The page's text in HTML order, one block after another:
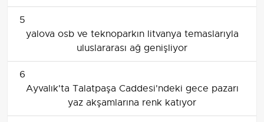
5
yalova osb ve teknoparkın litvanya temaslarıyla
uluslararası ağ genişliyor
6
Ayvalık'ta Talatpaşa Caddesi'ndeki gece pazarı
yaz akşamlarına renk katıyor